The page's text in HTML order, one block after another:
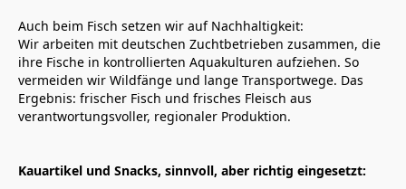
Auch beim Fisch setzen wir auf Nachhaltigkeit:
Wir arbeiten mit deutschen Zuchtbetrieben zusammen, die
ihre Fische in kontrollierten Aquakulturen aufziehen. So
vermeiden wir Wildfänge und lange Transportwege. Das
Ergebnis: frischer Fisch und frisches Fleisch aus
verantwortungsvoller, regionaler Produktion.
Kauartikel und Snacks, sinnvoll, aber richtig eingesetzt: